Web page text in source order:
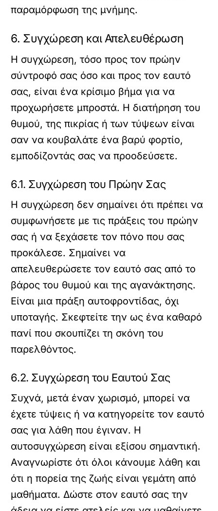
παραμόρφωση της μνήμης.
6. Συγχώρεση και Απελευθέρωση
Η συγχώρεση, τόσο προς τον πρώην
σύντροφό σας όσο και προς τον εαυτό
σας, είναι ένα κρίσιμο βήμα για να
προχωρήσετε μπροστά. Η διατήρηση του
θυμού, της πικρίας ή των τύψεων είναι
σαν να κουβαλάτε ένα βαρύ φορτίο,
εμποδίζοντάς σας να προοδεύσετε.
6.1. Συγχώρεση του Πρώην Σας
Η συγχώρεση δεν σημαίνει ότι πρέπει να
συμφωνήσετε με τις πράξεις του πρώην
σας ή να ξεχάσετε τον πόνο που σας
προκάλεσε. Σημαίνει να
απελευθερώσετε τον εαυτό σας από το
βάρος του θυμού και της αγανάκτησης.
Είναι μια πράξη αυτοφροντίδας, όχι
υποταγής. Σκεφτείτε την ως ένα καθαρό
πανί που σκουπίζει τη σκόνη του
παρελθόντος.
6.2. Συγχώρεση του Εαυτού Σας
Συχνά, μετά έναν χωρισμό, μπορεί να
έχετε τύψεις ή να κατηγορείτε τον εαυτό
σας για λάθη που έγιναν. Η
αυτοσυγχώρεση είναι εξίσου σημαντική.
Αναγνωρίστε ότι όλοι κάνουμε λάθη και
ότι η πορεία της ζωής είναι γεμάτη από
μαθήματα. Δώστε στον εαυτό σας την